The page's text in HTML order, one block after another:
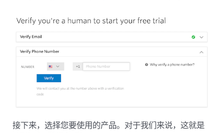
接下来，选择您要使用的产品。对于我们来说，这就是